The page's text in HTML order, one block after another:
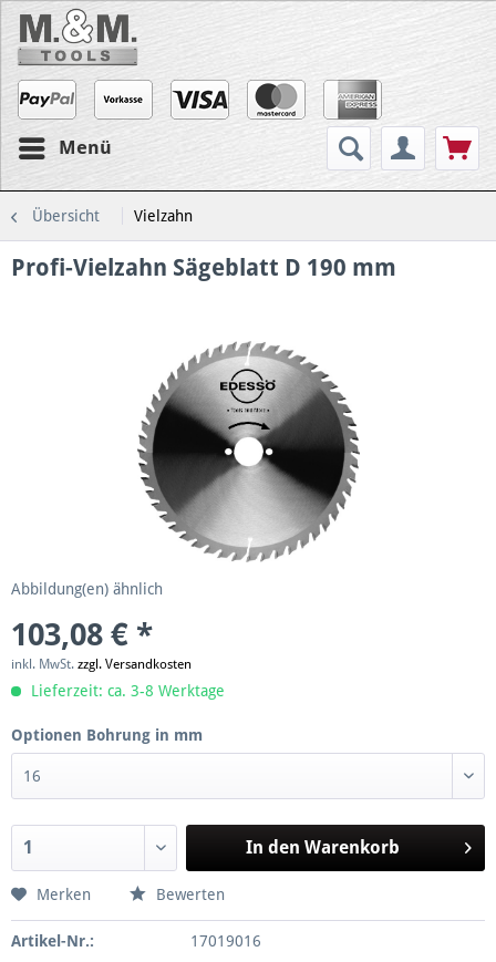
Menü
Übersicht Vielzahn
Profi-Vielzahn Sägeblatt D 190 mm
Abbildung(en) ähnlich
103,08 € *
inkl. MwSt. zzgl. Versandkosten
Lieferzeit: ca. 3-8 Werktage
Optionen Bohrung in mm
In den Warenkorb
Merken Bewerten
Artikel-Nr.: 17019016